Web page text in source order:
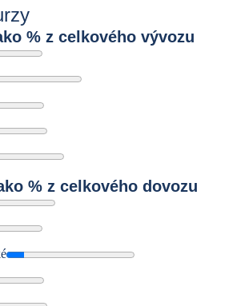
% z celkového vývozu
% z celkového dovozu